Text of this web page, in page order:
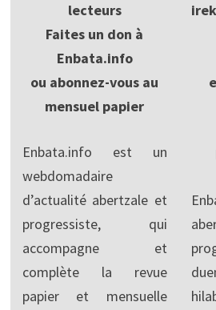
lecteurs
Faites un don à
Enbata.info
ou abonnez-vous au
mensuel papier
Enbata.info est un
webdomadaire
d’actualité abertzale et
progressiste, qui
accompagne et
complète la revue
papier et mensuelle